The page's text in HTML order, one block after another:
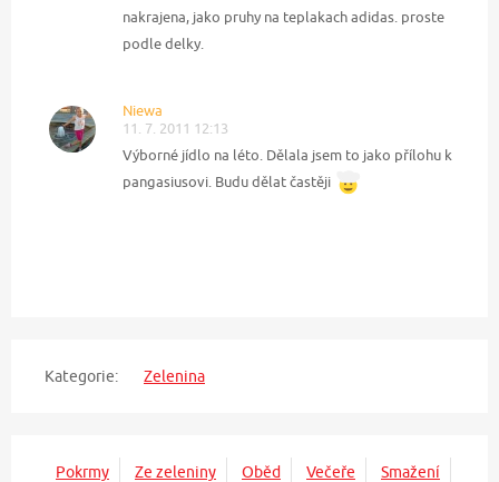
nakrajena, jako pruhy na teplakach adidas. proste
podle delky.
Niewa
11. 7. 2011 12:13
Výborné jídlo na léto. Dělala jsem to jako přílohu k
pangasiusovi. Budu dělat častěji
Kategorie: Zelenina
Pokrmy Ze zeleniny Oběd Večeře
Smažení